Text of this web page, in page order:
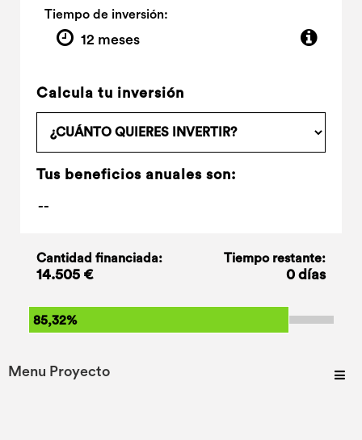
Tiempo de inversión:
12 meses
Calcula tu inversión
Tus beneficios anuales son:
Cantidad financiada:
14.505 €
Tiempo restante:
0 días
85,32%
Menu Proyecto